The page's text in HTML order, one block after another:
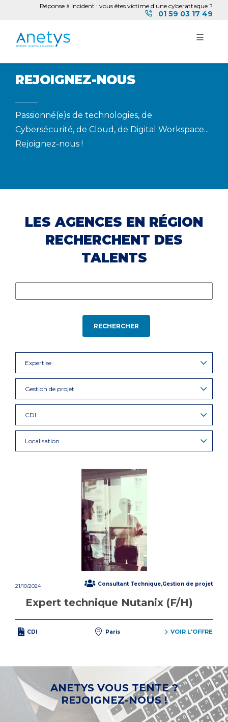
Réponse à incident : vous êtes victime d'une cyberattaque ?
01 59 03 17 49
REJOIGNEZ-NOUS
Passionné(e)s de technologies, de
Cybersécurité, de Cloud, de Digital Workspace...
Rejoignez-nous !
LES AGENCES EN RÉGION
RECHERCHENT DES
TALENTS
RECHERCHER
Expertise
Gestion de projet
CDI
Localisation
21/10/2024 Consultant Technique,Gestion de projet
Expert technique Nutanix (F/H)
CDI Paris VOIR L'OFFRE
ANETYS VOUS TENTE ?
REJOIGNEZ-NOUS !